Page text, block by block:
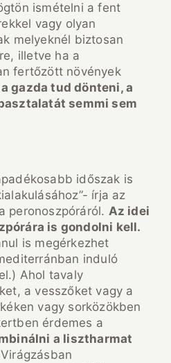
ismételni a fent
vagy olyan
melyeknél biztosan
illetve ha a
fertőzött növények
gazda tud dönteni, a
semmi sem
időszak is
írja az
peronoszpóráról. Az idei
is gondolni kell.
is megérkezhet
induló
Ahol tavaly
a vesszőket vagy a
vagy sorközökben
érdemes a
a lisztharmat
Virágzásban